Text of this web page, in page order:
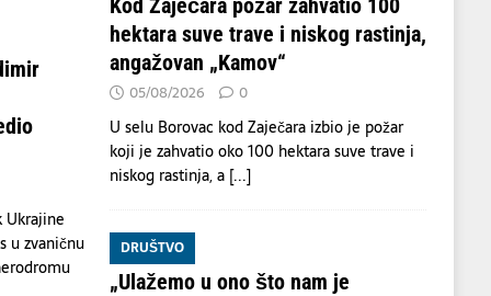
u zvaničnu
Kod Zaječara požar zahvatio 100
hektara suve trave i niskog rastinja,
angažovan „Kamov“
05/08/2026 0
U selu Borovac kod Zaječara izbio je požar
koji je zahvatio oko 100 hektara suve trave i
niskog rastinja, a [...]
DRUŠTVO
„Ulažemo u ono što nam je